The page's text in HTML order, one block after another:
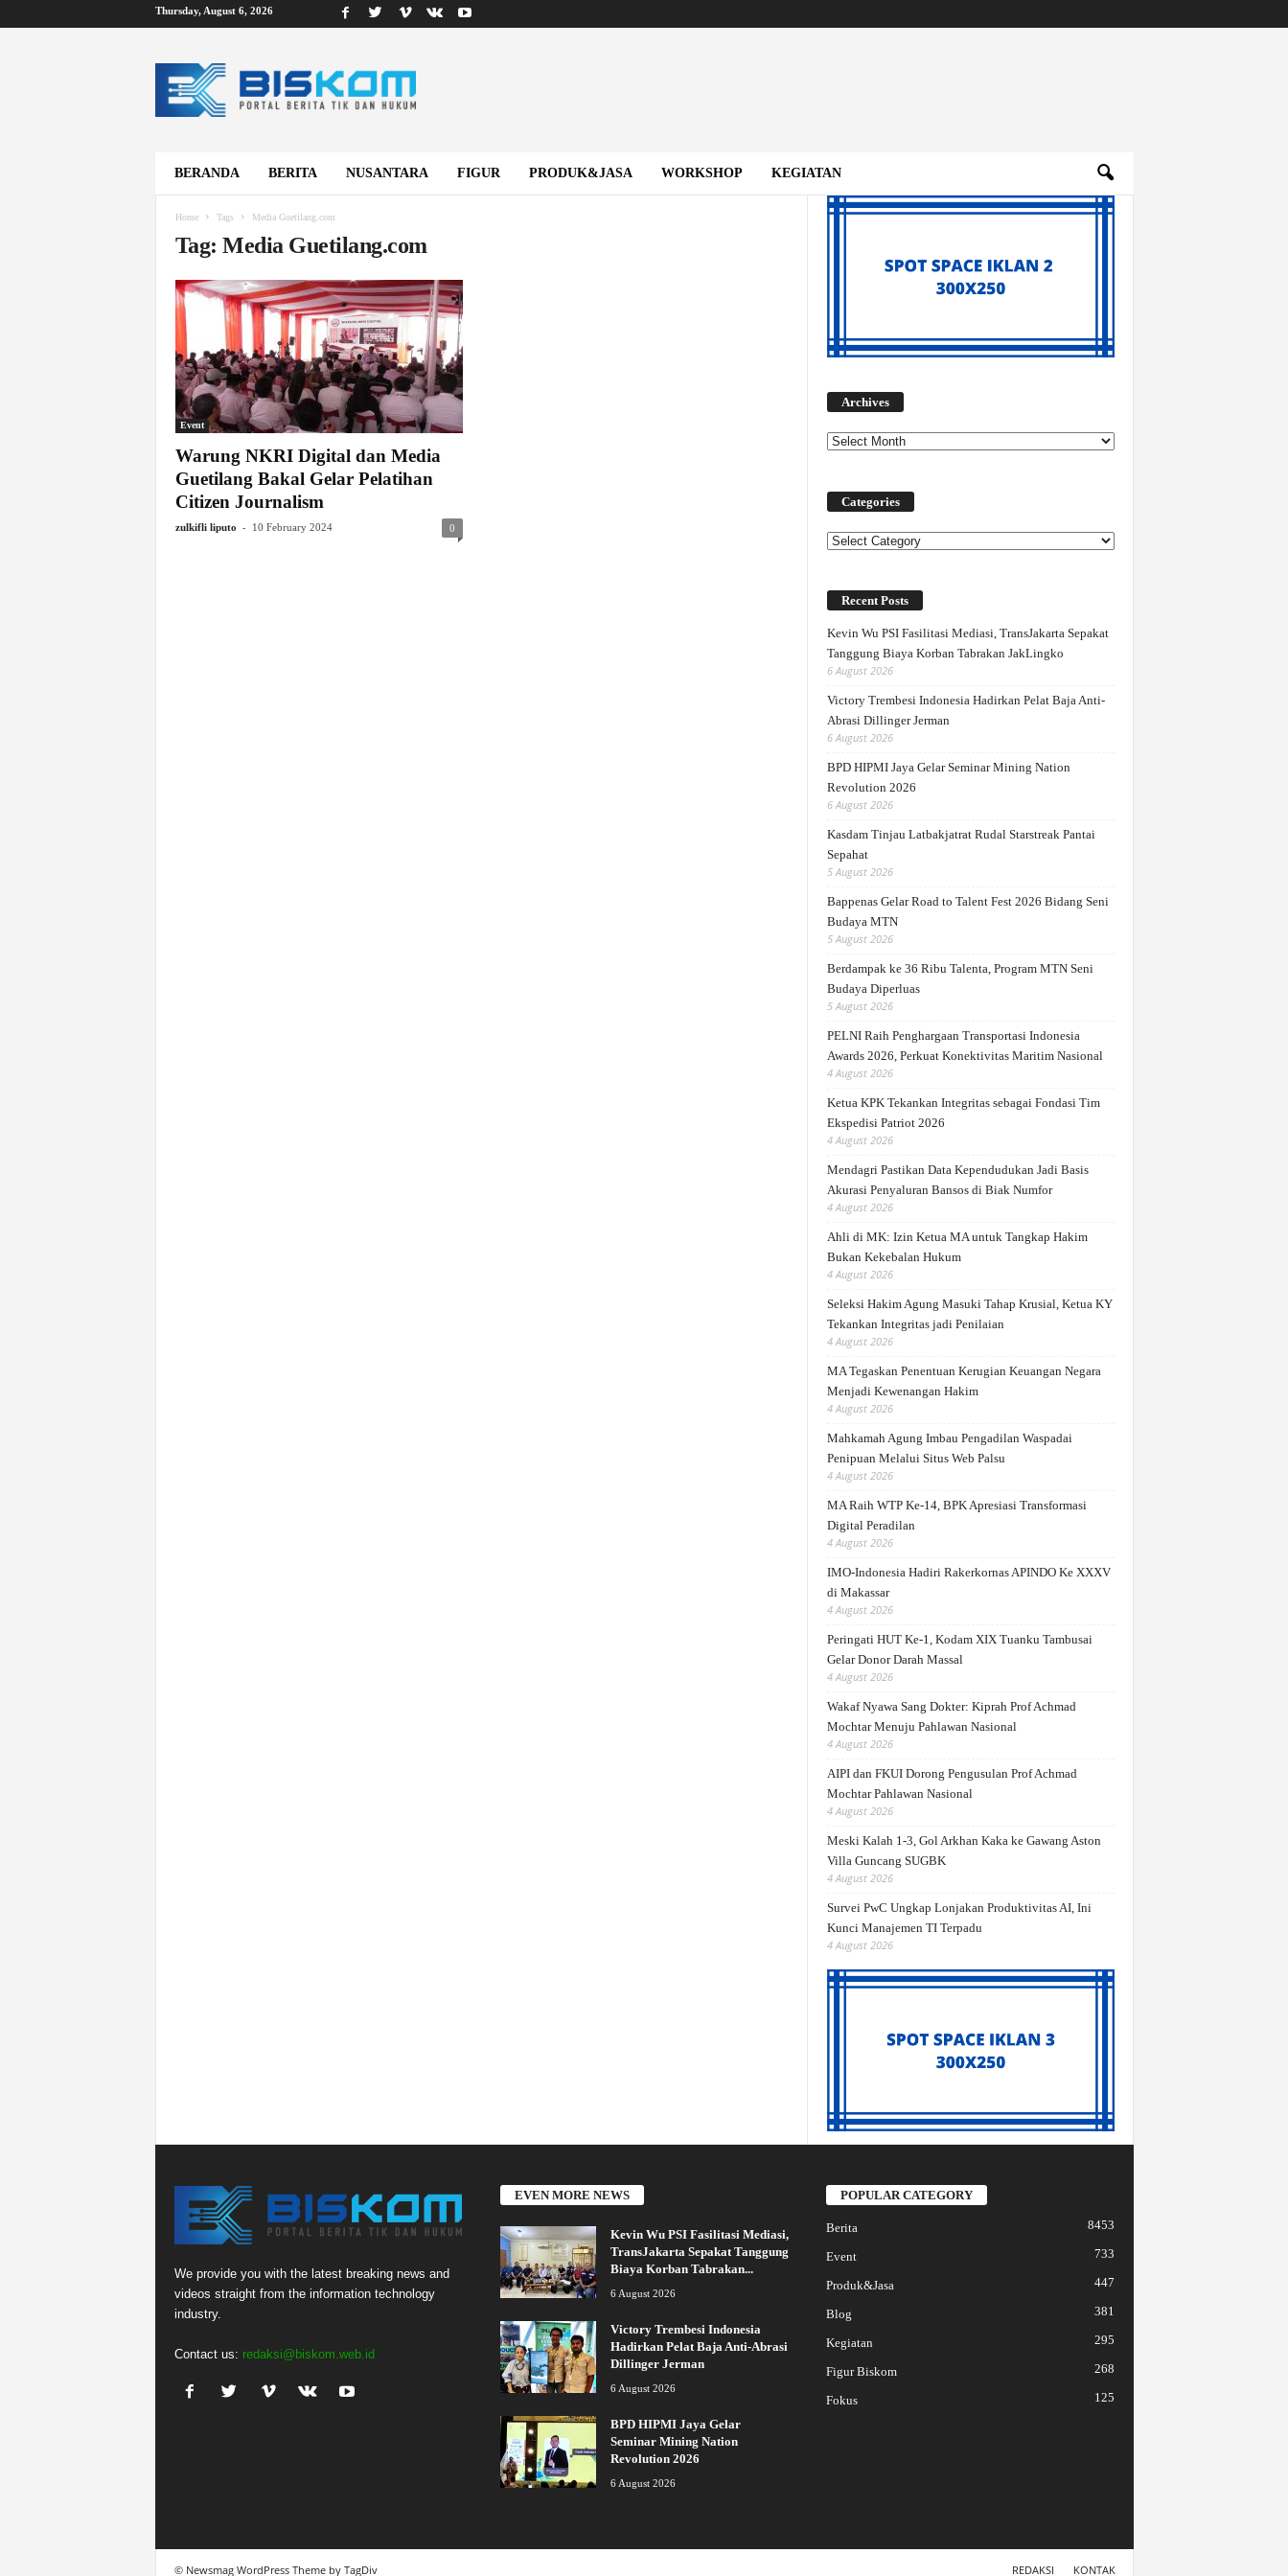
Thursday, August 6, 2026
i
BERANDA
BERITA NUSANTARA FIGUR PRODUK&JASA WORKSHOP KEGIATAN
Home Tags Media Guetilang.com
Tag: Media Guetilang.com
Event
Warung NKRI Digital dan Media
Guetilang Bakal Gelar Pelatihan
Citizen Journalism
zulkifli liputo - 10 February 2024 0
Archives
Categories
Categories
Recent Posts
Kevin Wu PSI Fasilitasi Mediasi, TransJakarta Sepakat
Tanggung Biaya Korban Tabrakan JakLingko
6 August 2026
Victory Trembesi Indonesia Hadirkan Pelat Baja Anti-
Abrasi Dillinger Jerman
6 August 2026
BPD HIPMI Jaya Gelar Seminar Mining Nation
Revolution 2026
6 August 2026
Kasdam Tinjau Latbakjatrat Rudal Starstreak Pantai
Sepahat
5 August 2026
Bappenas Gelar Road to Talent Fest 2026 Bidang Seni
Budaya MTN
5 August 2026
Berdampak ke 36 Ribu Talenta, Program MTN Seni
Budaya Diperluas
5 August 2026
PELNI Raih Penghargaan Transportasi Indonesia
Awards 2026, Perkuat Konektivitas Maritim Nasional
4 August 2026
Ketua KPK Tekankan Integritas sebagai Fondasi Tim
Ekspedisi Patriot 2026
4 August 2026
Mendagri Pastikan Data Kependudukan Jadi Basis
Akurasi Penyaluran Bansos di Biak Numfor
4 August 2026
Ahli di MK: Izin Ketua MA untuk Tangkap Hakim
Bukan Kekebalan Hukum
4 August 2026
Seleksi Hakim Agung Masuki Tahap Krusial, Ketua KY
Tekankan Integritas jadi Penilaian
4 August 2026
MA Tegaskan Penentuan Kerugian Keuangan Negara
Menjadi Kewenangan Hakim
4 August 2026
Mahkamah Agung Imbau Pengadilan Waspadai
Penipuan Melalui Situs Web Palsu
4 August 2026
MA Raih WTP Ke-14, BPK Apresiasi Transformasi
Digital Peradilan
4 August 2026
IMO-Indonesia Hadiri Rakerkornas APINDO Ke XXXV
di Makassar
4 August 2026
Peringati HUT Ke-1, Kodam XIX Tuanku Tambusai
Gelar Donor Darah Massal
4 August 2026
Wakaf Nyawa Sang Dokter: Kiprah Prof Achmad
Mochtar Menuju Pahlawan Nasional
4 August 2026
AIPI dan FKUI Dorong Pengusulan Prof Achmad
Mochtar Pahlawan Nasional
4 August 2026
Meski Kalah 1-3, Gol Arkhan Kaka ke Gawang Aston
Villa Guncang SUGBK
4 August 2026
Survei PwC Ungkap Lonjakan Produktivitas AI, Ini
Kunci Manajemen TI Terpadu
4 August 2026
We provide you with the latest breaking news and
videos straight from the information technology
industry.
Contact us: redaksi@biskom.web.id
EVEN MORE NEWS
Kevin Wu PSI Fasilitasi Mediasi,
TransJakarta Sepakat Tanggung
Biaya Korban Tabrakan...
6 August 2026
Victory Trembesi Indonesia
Hadirkan Pelat Baja Anti-Abrasi
Dillinger Jerman
6 August 2026
BPD HIPMI Jaya Gelar
Seminar Mining Nation
Revolution 2026
6 August 2026
POPULAR CATEGORY
Berita 8453
Event 733
Produk&Jasa 447
Blog 381
Kegiatan 295
Figur Biskom 268
Fokus 125
REDAKSI KONTAK
© Newsmag WordPress Theme by TagDiv